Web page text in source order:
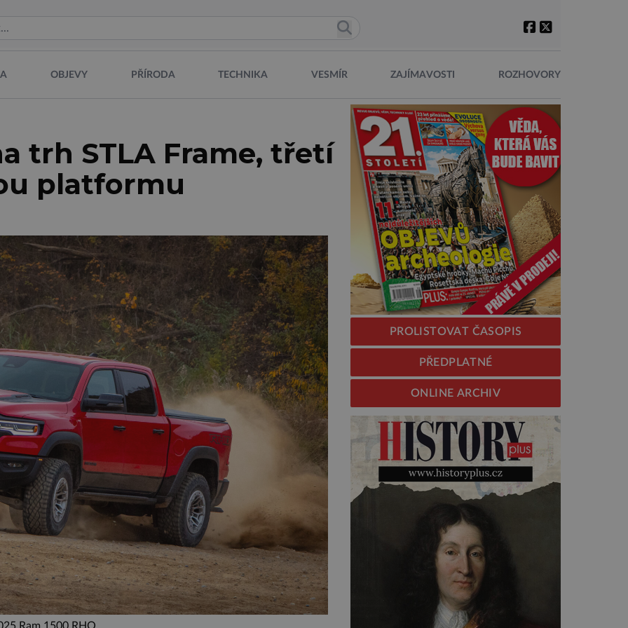
OBJEVY PŘÍRODA TECHNIKA VESMÍR ZAJÍMAVOSTI ROZHOVORY
trh STLA Frame, třetí
platformu
PROLISTOVAT ČASOPIS
PŘEDPLATNÉ
ONLINE ARCHIV